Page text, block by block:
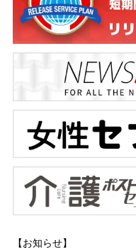
【お知らせ】